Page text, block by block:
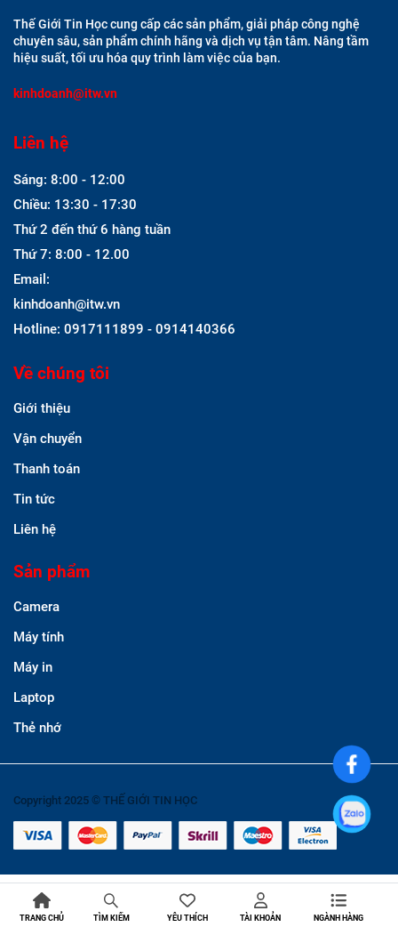
Thế Giới Tin Học cung cấp các sản phẩm, giải pháp công nghệ
chuyên sâu, sản phẩm chính hãng và dịch vụ tận tâm. Nâng tầm
hiệu suất, tối ưu hóa quy trình làm việc của bạn.
kinhdoanh@itw.vn
Liên hệ
Sáng: 8:00 - 12:00
Chiều: 13:30 - 17:30
Thứ 2 đến thứ 6 hàng tuần
Thứ 7: 8:00 - 12.00
Email:
kinhdoanh@itw.vn
Hotline: 0917111899 - 0914140366
Về chúng tôi
Giới thiệu
Vận chuyển
Thanh toán
Tin tức
Liên hệ
Sản phẩm
Camera
Máy tính
Máy in
Laptop
Thẻ nhớ
Copyright 2025 © THẾ GIỚI TIN HỌC
TRANG CHỦ TÌM KIẾM YÊU THÍCH TÀI KHOẢN NGÀNH HÀNG